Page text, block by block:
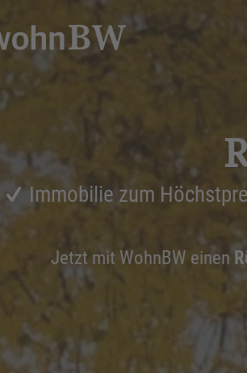
Immobilie zum
Jetzt mit WohnBW einen